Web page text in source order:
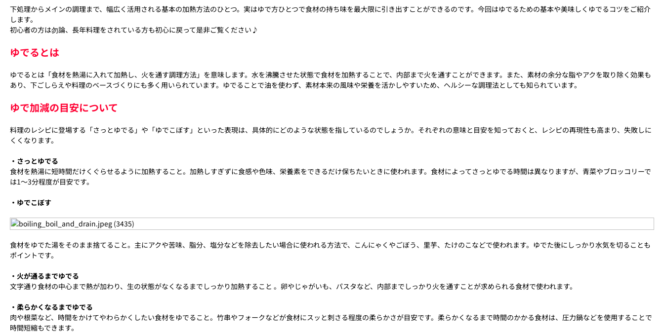
下処理からメインの調理まで、幅広く活用される基本の加熱方法のひとつ。実はゆで方ひとつで食材の持ち味を最大限に引き出すことができるのです。今回はゆでるための基本や美味しくゆでるコツをご紹介
します。
初心者の方は勿論、長年料理をされている方も初心に戻って是非ご覧ください♪
ゆでるとは
ゆでるとは「食材を熱湯に入れて加熱し、火を通す調理方法」を意味します。水を沸騰させた状態で食材を加熱することで、内部まで火を通すことができます。また、素材の余分な脂やアクを取り除く効果も
あり、下ごしらえや料理のベースづくりにも多く用いられています。ゆでることで油を使わず、素材本来の風味や栄養を活かしやすいため、ヘルシーな調理法としても知られています。
ゆで加減の目安について
料理のレシピに登場する「さっとゆでる」や「ゆでこぼす」といった表現は、具体的にどのような状態を指しているのでしょうか。それぞれの意味と目安を知っておくと、レシピの再現性も高まり、失敗しに
くくなります。
・さっとゆでる
食材を熱湯に短時間だけくぐらせるように加熱すること。加熱しすぎずに食感や色味、栄養素をできるだけ保ちたいときに使われます。食材によってさっとゆでる時間は異なりますが、青菜やブロッコリーで
は1～3分程度が目安です。
・ゆでこぼす
食材をゆでた湯をそのまま捨てること。主にアクや苦味、脂分、塩分などを除去したい場合に使われる方法で、こんにゃくやごぼう、里芋、たけのこなどで使われます。ゆでた後にしっかり水気を切ることも
ポイントです。
・火が通るまでゆでる
文字通り食材の中心まで熱が加わり、生の状態がなくなるまでしっかり加熱すること 。卵やじゃがいも、パスタなど、内部までしっかり火を通すことが求められる食材で使われます。
・柔らかくなるまでゆでる
肉や根菜など、時間をかけてやわらかくしたい食材をゆでること。竹串やフォークなどが食材にスッと刺さる程度の柔らかさが目安です。柔らかくなるまで時間のかかる食材は、圧力鍋などを使用することで
時間短縮もできます。